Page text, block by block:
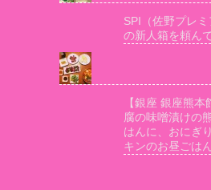
SPI（佐野プレミ
の新人箱を頼ん
【銀座 銀座熊
腐の味噌漬けの
はんに、おにぎ
キンのお昼ごは